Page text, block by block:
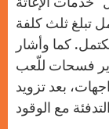
تبلغ ثلث كلفة
كما وأشار
فسحات للّعب
بعد تزويد